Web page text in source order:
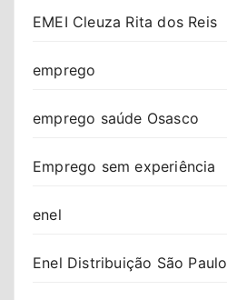
EMEI Cleuza Rita dos Reis
emprego
emprego saúde Osasco
Emprego sem experiência
enel
Enel Distribuição São Paulo